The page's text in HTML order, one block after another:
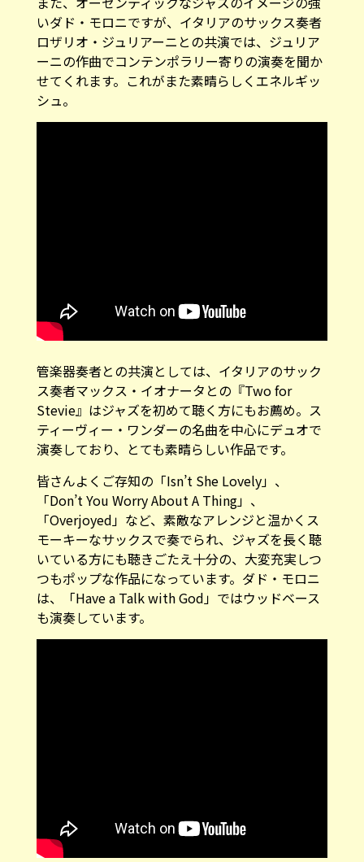
いダド・モロニですが、イタリアのサックス奏者
ロザリオ・ジュリアーニとの共演では、ジュリア
ーニの作曲でコンテンポラリー寄りの演奏を聞か
せてくれます。これがまた素晴らしくエネルギッ
シュ。
管楽器奏者との共演としては、イタリアのサック
ス奏者マックス・イオナータとの『Two for
Stevie』はジャズを初めて聴く方にもお薦め。ス
ティーヴィー・ワンダーの名曲を中心にデュオで
演奏しており、とても素晴らしい作品です。
皆さんよくご存知の「Isn’t She Lovely」、
「Don’t You Worry About A Thing」、
「Overjoyed」など、素敵なアレンジと温かくス
モーキーなサックスで奏でられ、ジャズを長く聴
いている方にも聴きごたえ十分の、大変充実しつ
つもポップな作品になっています。ダド・モロニ
は、「Have a Talk with God」ではウッドベース
も演奏しています。